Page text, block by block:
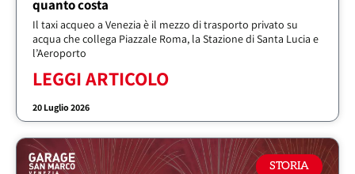
quanto costa
Il taxi acqueo a Venezia è il mezzo di trasporto privato su
acqua che collega Piazzale Roma, la Stazione di Santa Lucia e
l’Aeroporto
LEGGI ARTICOLO
20 Luglio 2026
STORIA